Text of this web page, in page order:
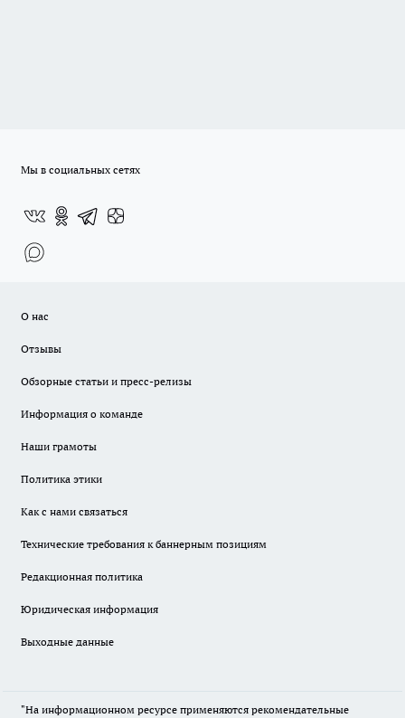
Мы в социальных сетях
О нас
Отзывы
Обзорные статьи и пресс-релизы
Информация о команде
Наши грамоты
Политика этики
Как с нами связаться
Технические требования к баннерным позициям
Редакционная политика
Юридическая информация
Выходные данные
"На информационном ресурсе применяются рекомендательные